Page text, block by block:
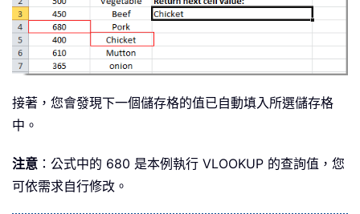
接著，您會發現下一個儲存格的值已自動填入所選儲存格
中。
注意 ：公式中的 680 是本例執行 VLOOKUP 的查詢值，您
可依需求自行修改。